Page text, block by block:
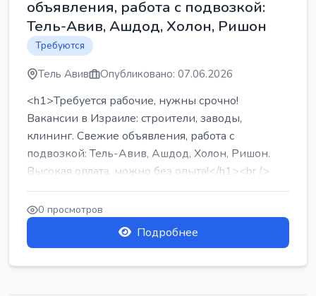
объявления, работа с подвозкой:
Тель-Авив, Ашдод, Холон, Ришон
Требуются
Тель Авив Опубликовано: 07.06.2026
<h1>Требуется рабочие, нужны срочно!
Вакансии в Израиле: строители, заводы,
клининг. Свежие объявления, работа с
подвозкой: Тель-Авив, Ашдод, Холон, Ришон.
Высокая оплата, можно без опыта!</h1><br />
...
0 просмотров
Подробнее